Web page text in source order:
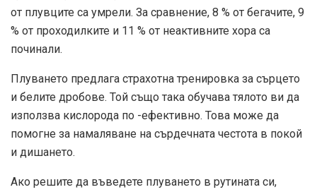
от плувците са умрели. За сравнение, 8 % от бегачите, 9
% от проходилките и 11 % от неактивните хора са
починали.
Плуването предлага страхотна тренировка за сърцето
и белите дробове. Той също така обучава тялото ви да
използва кислорода по -ефективно. Това може да
помогне за намаляване на сърдечната честота в покой
и дишането.
Ако решите да въведете плуването в рутината си,